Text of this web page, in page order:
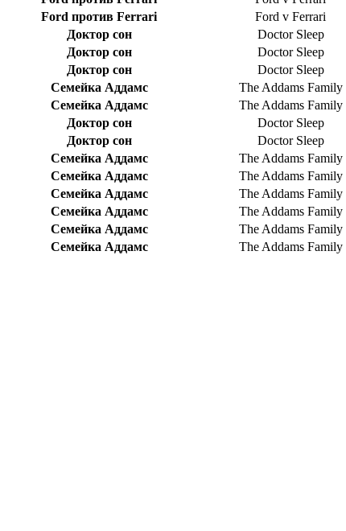
Ford против Ferrari Ford v Ferrari
Доктор сон Doctor Sleep
Доктор сон Doctor Sleep
Доктор сон Doctor Sleep
Семейка Аддамс The Addams Family
Семейка Аддамс The Addams Family
Доктор сон Doctor Sleep
Доктор сон Doctor Sleep
Семейка Аддамс The Addams Family
Семейка Аддамс The Addams Family
Семейка Аддамс The Addams Family
Семейка Аддамс The Addams Family
Семейка Аддамс The Addams Family
Семейка Аддамс The Addams Family